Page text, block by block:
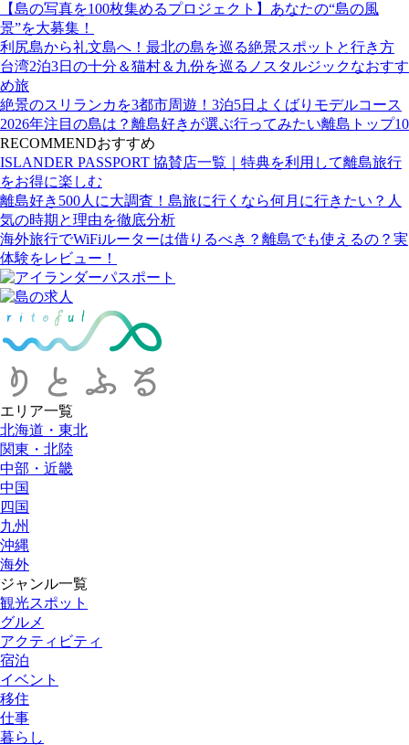
【島の写真を100枚集めるプロジェクト】あなたの“島の風
景”を大募集！
利尻島から礼文島へ！最北の島を巡る絶景スポットと行き方
台湾2泊3日の十分＆猫村＆九份を巡るノスタルジックなおすす
め旅
絶景のスリランカを3都市周遊！3泊5日よくばりモデルコース
2026年注目の島は？離島好きが選ぶ行ってみたい離島トップ10
RECOMMENDおすすめ
ISLANDER PASSPORT 協賛店一覧｜特典を利用して離島旅行
をお得に楽しむ
離島好き500人に大調査！島旅に行くなら何月に行きたい？人
気の時期と理由を徹底分析
海外旅行でWiFiルーターは借りるべき？離島でも使えるの？実
体験をレビュー！
エリア一覧
北海道・東北
関東・北陸
中部・近畿
中国
四国
九州
沖縄
海外
ジャンル一覧
観光スポット
グルメ
アクティビティ
宿泊
イベント
移住
仕事
暮らし